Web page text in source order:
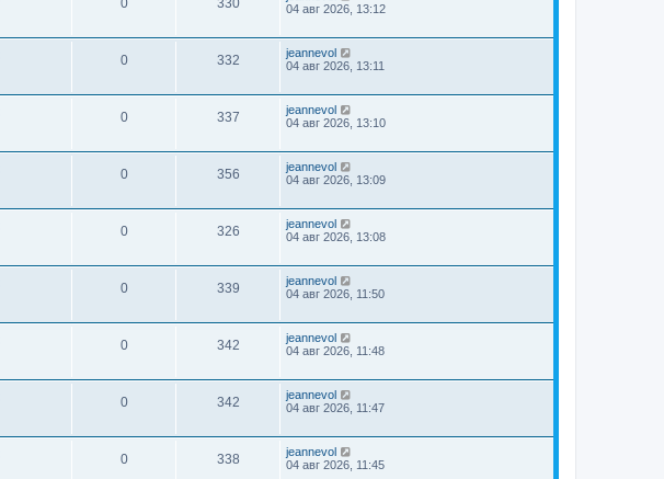
0 330
04 авг 2026, 13:12
0 332
jeannevol
04 авг 2026, 13:11
0 337
jeannevol
04 авг 2026, 13:10
0 356
jeannevol
04 авг 2026, 13:09
0 326
jeannevol
04 авг 2026, 13:08
0 339
jeannevol
04 авг 2026, 11:50
0 342
jeannevol
04 авг 2026, 11:48
0 342
jeannevol
04 авг 2026, 11:47
0 338
jeannevol
04 авг 2026, 11:45